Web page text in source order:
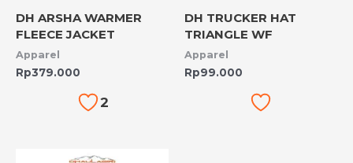
DH ARSHA WARMER
FLEECE JACKET
Apparel
Rp379.000
2
DH TRUCKER HAT
TRIANGLE WF
Apparel
Rp99.000